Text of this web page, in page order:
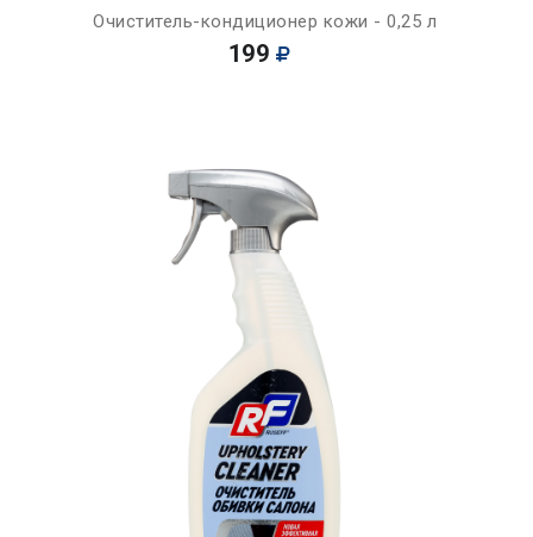
Очиститель-кондиционер кожи - 0,25 л
199